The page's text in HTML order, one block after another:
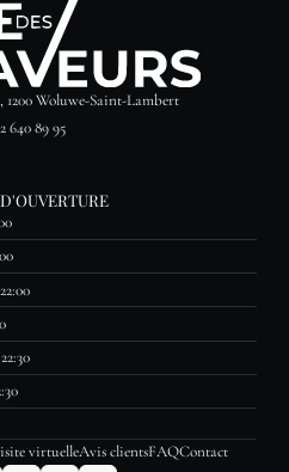
1200 Woluwe-Saint-Lambert
640 89 95
virtuelleAvis clientsFAQContact